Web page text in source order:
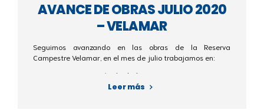
AVANCE DE OBRAS JULIO 2020
– VELAMAR
Seguimos avanzando en las obras de la Reserva
Campestre Velamar, en el mes de julio trabajamos en:
- Redes hidrosanitarias
- Restaurante
Leer más